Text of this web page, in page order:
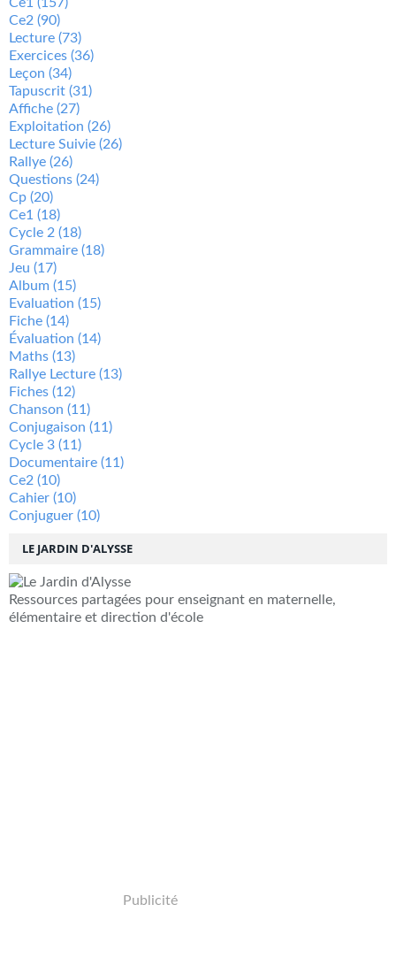
LE JARDIN D'ALYSSE
Ressources partagées pour enseignant en maternelle,
élémentaire et direction d'école
Publicité
Ce2 (90)
Lecture (73)
Exercices (36)
Leçon (34)
Tapuscrit (31)
Affiche (27)
Exploitation (26)
Lecture Suivie (26)
Rallye (26)
Questions (24)
Cp (20)
Ce1 (18)
Cycle 2 (18)
Grammaire (18)
Jeu (17)
Album (15)
Evaluation (15)
Fiche (14)
Évaluation (14)
Maths (13)
Rallye Lecture (13)
Fiches (12)
Chanson (11)
Conjugaison (11)
Cycle 3 (11)
Documentaire (11)
Ce2 (10)
Cahier (10)
Conjuguer (10)